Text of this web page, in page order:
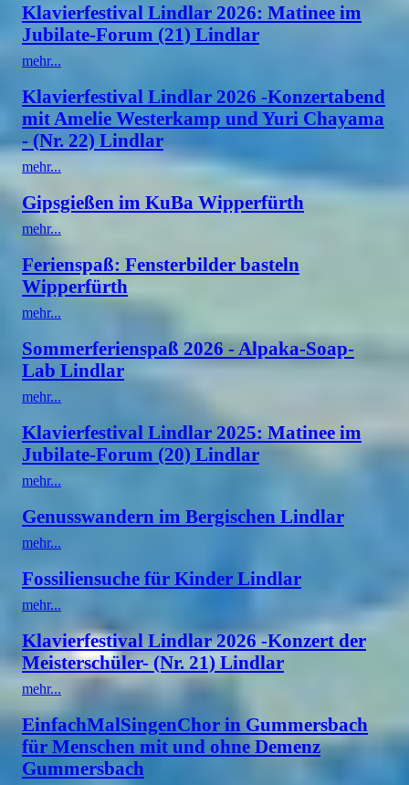
Klavierfestival Lindlar 2026: Matinee im
Jubilate-Forum (21) Lindlar
mehr...
Klavierfestival Lindlar 2026 -Konzertabend
mit Amelie Westerkamp und Yuri Chayama
- (Nr. 22) Lindlar
mehr...
Gipsgießen im KuBa Wipperfürth
mehr...
Ferienspaß: Fensterbilder basteln
Wipperfürth
mehr...
Sommerferienspaß 2026 - Alpaka-Soap-
Lab Lindlar
mehr...
Klavierfestival Lindlar 2025: Matinee im
Jubilate-Forum (20) Lindlar
mehr...
Genusswandern im Bergischen Lindlar
mehr...
Fossiliensuche für Kinder Lindlar
mehr...
Klavierfestival Lindlar 2026 -Konzert der
Meisterschüler- (Nr. 21) Lindlar
mehr...
EinfachMalSingenChor in Gummersbach
für Menschen mit und ohne Demenz
Gummersbach